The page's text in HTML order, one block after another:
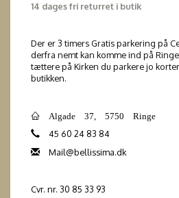
14 dages fri returret i butik
Der er 3 timers Gratis parkering på
derfra nemt kan komme ind på
tættere på Kirken du parkere jo
butikken.
Algade 37, 5750 Ringe
45 60 24 83 84
Mail@bellissima.dk
Cvr. nr. 30 85 33 93